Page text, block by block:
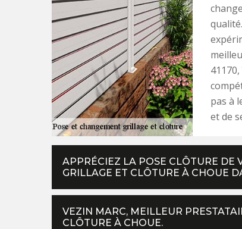
pas à
et de
APPRÉCIEZ LA POSE CLÔTURE DE
GRILLAGE ET CLÔTURE À CHOUE
VEZIN MARC, MEILLEUR
CLÔTURE À CHOUE.